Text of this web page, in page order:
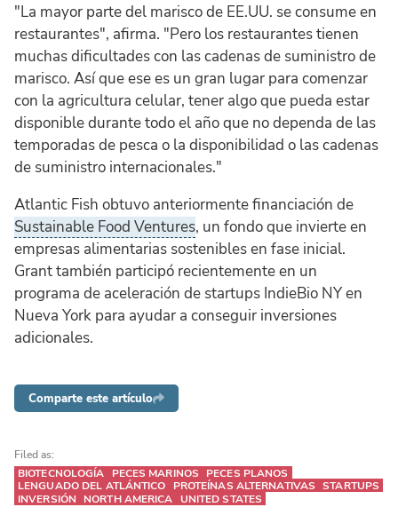
"La mayor parte del marisco de EE.UU. se consume en
restaurantes", afirma. "Pero los restaurantes tienen
muchas dificultades con las cadenas de suministro de
marisco. Así que ese es un gran lugar para comenzar
con la agricultura celular, tener algo que pueda estar
disponible durante todo el año que no dependa de las
temporadas de pesca o la disponibilidad o las cadenas
de suministro internacionales."
Atlantic Fish obtuvo anteriormente financiación de
Sustainable Food Ventures, un fondo que invierte en
empresas alimentarias sostenibles en fase inicial.
Grant también participó recientemente en un
programa de aceleración de startups IndieBio NY en
Nueva York para ayudar a conseguir inversiones
adicionales.
Comparte este artículo
Filed as:
BIOTECNOLOGÍA
PECES MARINOS
PECES PLANOS
LENGUADO DEL ATLÁNTICO
PROTEÍNAS ALTERNATIVAS STARTUPS
INVERSIÓN
NORTH AMERICA UNITED STATES